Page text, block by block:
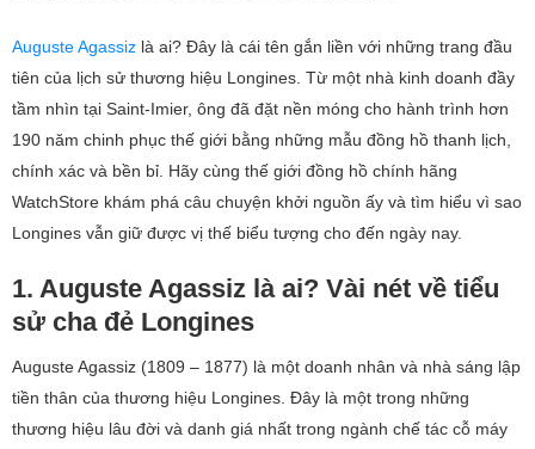
Auguste Agassiz là ai? Đây là cái tên gắn liền với những trang đầu
tiên của lịch sử thương hiệu Longines. Từ một nhà kinh doanh đầy
tầm nhìn tại Saint-Imier, ông đã đặt nền móng cho hành trình hơn
190 năm chinh phục thế giới bằng những mẫu đồng hồ thanh lịch,
chính xác và bền bỉ. Hãy cùng thế giới đồng hồ chính hãng
WatchStore khám phá câu chuyện khởi nguồn ấy và tìm hiểu vì sao
Longines vẫn giữ được vị thế biểu tượng cho đến ngày nay.
1. Auguste Agassiz là ai? Vài nét về tiểu
sử cha đẻ Longines
Auguste Agassiz (1809 – 1877) là một doanh nhân và nhà sáng lập
tiền thân của thương hiệu Longines. Đây là một trong những
thương hiệu lâu đời và danh giá nhất trong ngành chế tác cỗ máy